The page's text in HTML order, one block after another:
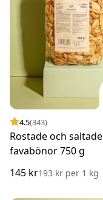
4.5(343)
Rostade och saltade
favabönor 750 g
145 kr193 kr per 1 kg